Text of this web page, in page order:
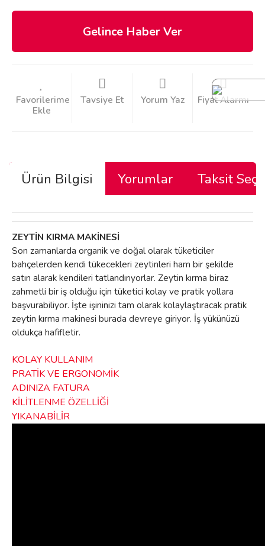
Gelince Haber Ver
Tavsiye Et Yorum Yaz Fiyat Alarmı
Ürün Bilgisi Yorumlar Taksit
ZEYTİN KIRMA MAKİNESİ
Son zamanlarda organik ve doğal olarak tüketiciler
bahçelerden kendi tükecekleri zeytinleri ham bir şekilde
satın alarak kendileri tatlandırıyorlar. Zeytin kırma biraz
zahmetli bir iş olduğu için tüketici kolay ve pratik yollara
başvurabiliyor. İşte işininizi tam olarak kolaylaştıracak pratik
zeytin kırma makinesi burada devreye giriyor. İş yükünüzü
oldukça hafifletir.
KOLAY KULLANIM
PRATİK VE ERGONOMİK
ADINIZA FATURA
KİLİTLENME ÖZELLİĞİ
YIKANABİLİR